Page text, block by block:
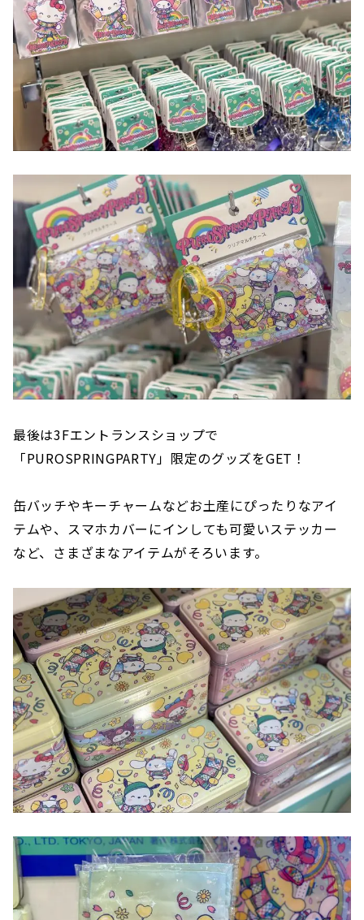
最後は3Fエントランスショップで
「PUROSPRINGPARTY」限定のグッズをGET！
缶バッチやキーチャームなどお土産にぴったりなアイ
テムや、スマホカバーにインしても可愛いステッカー
など、さまざまなアイテムがそろいます。